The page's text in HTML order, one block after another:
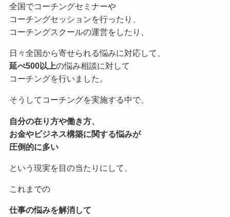
全国でコーチングセミナーや
コーチングセッションを行ったり、
コーチングスクールの運営をしたり、
日々全国から寄せられる悩みに対応して、
延べ500以上の悩み相談に対して
コーチングを行いました。
そうしてコーチングを実施する中で、
自分の在り方や働き方、
お金やビジネス構築に関する悩みが
圧倒的に多い
という現実を目の当たりにして、
これまでの
仕事の悩みを解消して